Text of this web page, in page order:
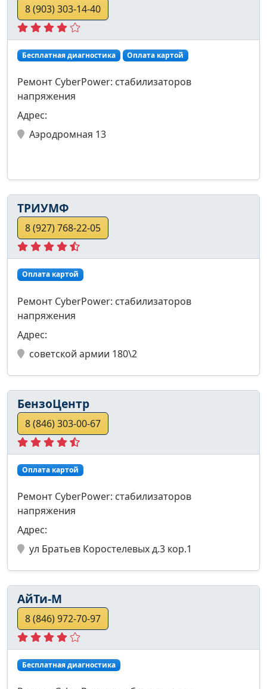
8 (903) 303-14-40
Бесплатная диагностика Оплата картой
Ремонт CyberPower: стабилизаторов
напряжения
Адрес:
Аэродромная 13
ТРИУМФ
8 (927) 768-22-05
Оплата картой
Ремонт CyberPower: стабилизаторов
напряжения
Адрес:
советской армии 180\2
БензоЦентр
8 (846) 303-00-67
Оплата картой
Ремонт CyberPower: стабилизаторов
напряжения
Адрес:
ул Братьев Коростелевых д.3 кор.1
АйТи-М
8 (846) 972-70-97
Бесплатная диагностика